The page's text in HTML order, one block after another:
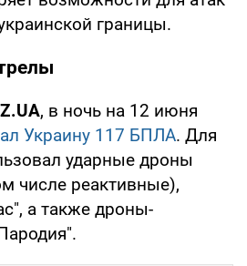
границы.
, в ночь на 12 июня
Украину 117 БПЛА. Для
ударные дроны
числе реактивные),
а также дроны-